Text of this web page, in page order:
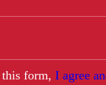
form, I agree